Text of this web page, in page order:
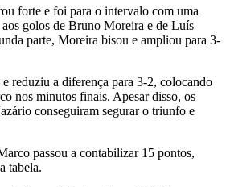
forte e foi para o intervalo com uma
golos de Bruno Moreira e de Luís
parte, Moreira bisou e ampliou para 3-
reduziu a diferença para 3-2, colocando
nos minutos finais. Apesar disso, os
conseguiram segurar o triunfo e
passou a contabilizar 15 pontos,
tabela.